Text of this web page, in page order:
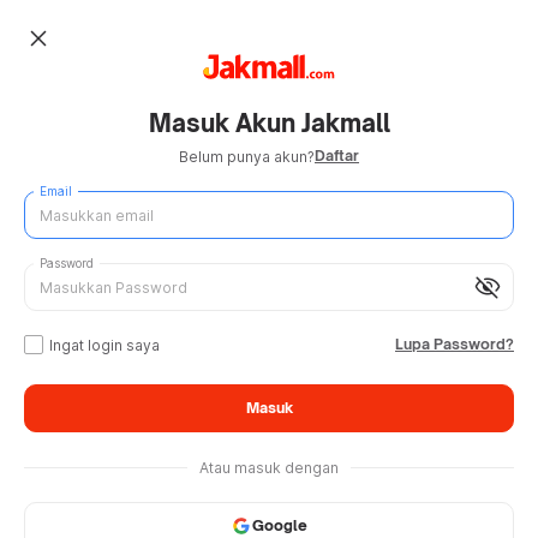
close
Masuk Akun Jakmall
Belum punya akun?Daftar
Email
visibility_off
Password
Ingat login saya Lupa Password?
Masuk
Atau masuk dengan
Google